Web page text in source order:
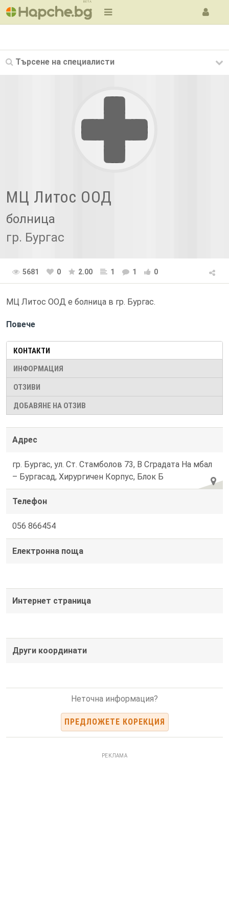
BETA
Търсене на специалисти
МЦ Литос ООД
болница
гр. Бургас
5681 0 2.00 1 1 0
МЦ Литос ООД е болница в гр. Бургас.
Повече
КОНТАКТИ
ИНФОРМАЦИЯ
ОТЗИВИ
ДОБАВЯНЕ НА ОТЗИВ
Адрес
гр. Бургас, ул. Ст. Стамболов 73, В Сградата На мбал
– Бургасад, Хирургичен Корпус, Блок Б
Телефон
056 866454
Електронна поща
Интернет страница
Други координати
Неточна информация?
ПРЕДЛОЖЕТЕ КОРЕКЦИЯ
РЕКЛАМА